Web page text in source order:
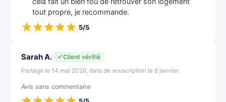
tout propre, je recommande.
5/5
Sarah A.
Client vérifié
Partagé le 14 mai 2026, date de souscription le 8 janvier
Avis sans commentaire